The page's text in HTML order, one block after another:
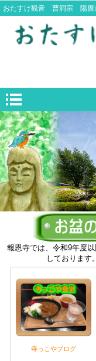
おたすけ観音 曹洞宗 陽廣
報恩寺では、令和9年度
しております
寺っこやブログ